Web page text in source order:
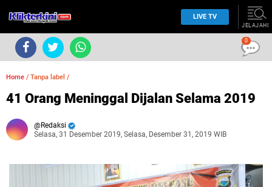
LIVE TV
JELAJAHI
Home / Tanpa label /
41 Orang Meninggal Dijalan Selama 2019
Redaksi
Selasa, 31 Desember 2019, Selasa, Desember 31, 2019 WIB
0